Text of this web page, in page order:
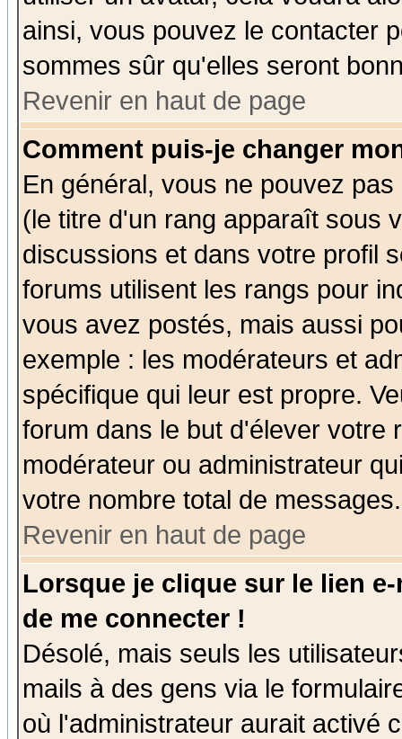
ainsi, vous pouvez le contacter
sommes sûr qu'elles seront
Revenir en haut de page
Comment puis-je changer
En général, vous ne pouvez
(le titre d'un rang apparaît sous
discussions et dans votre profil
forums utilisent les rangs pour
vous avez postés, mais aussi
exemple : les modérateurs et
spécifique qui leur est propre.
forum dans le but d'élever votre
modérateur ou administrateur
votre nombre total de messages.
Revenir en haut de page
Lorsque je clique sur le lien
de me connecter !
Désolé, mais seuls les
mails à des gens via le
où l'administrateur aurait activé